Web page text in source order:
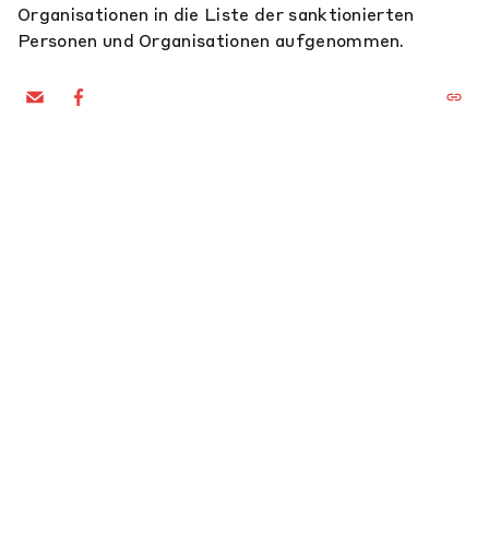
Organisationen in die Liste der sanktionierten
Personen und Organisationen aufgenommen.